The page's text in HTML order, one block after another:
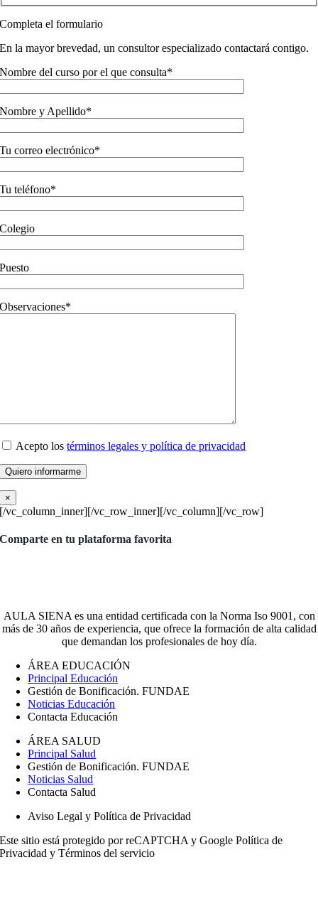
Completa el formulario
En la mayor brevedad, un consultor especializado contactará contigo.
Nombre del curso por el que consulta*
Nombre y Apellido*
Tu correo electrónico*
Tu teléfono*
Colegio
Puesto
Observaciones*
Acepto lostérminos legales y política de privacidad
×
[/vc_column_inner][/vc_row_inner][/vc_column][/vc_row]
Comparte en tu plataforma favorita
AULA SIENA es una entidad certificada con la Norma Iso 9001, con
más de 30 años de experiencia, que ofrece la formación de alta calidad
que demandan los profesionales de hoy día.
ÁREA EDUCACIÓN
Principal Educación
Gestión de Bonificación. FUNDAE
Noticias Educación
Contacta Educación
ÁREA SALUD
Principal Salud
Gestión de Bonificación. FUNDAE
Noticias Salud
Contacta Salud
Aviso Legal y Política de Privacidad
Este sitio está protegido por reCAPTCHA y GooglePolítica de
Privacidad yTérminos del servicio